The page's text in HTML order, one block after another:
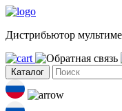
Дистрибьютор
Каталог